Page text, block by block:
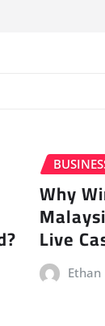
Why
Live
Ethan